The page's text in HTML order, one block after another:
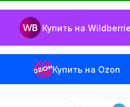
Купить на
Купить на Ozon